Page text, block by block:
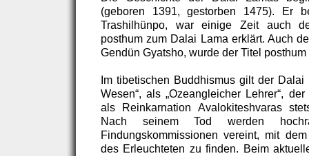
(geboren 1391, gestorben 1475). Er
Trashilhünpo, war einige Zeit auch
posthum zum Dalai Lama erklärt. Auch
Gendün Gyatsho, wurde der Titel
Im tibetischen Buddhismus gilt der Dalai
Wesen“, als „Ozeangleicher Lehrer“,
als Reinkarnation Avalokiteshvaras
Nach seinem Tod werden
Findungskommissionen vereint, mit
des Erleuchteten zu finden. Beim